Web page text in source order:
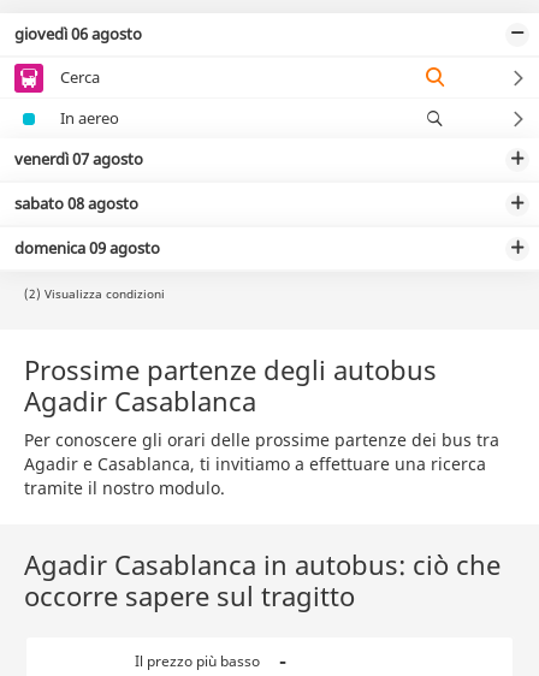
giovedì 06 agosto
Cerca
In aereo
venerdì 07 agosto
sabato 08 agosto
domenica 09 agosto
(2) Visualizza condizioni
Prossime partenze degli autobus
Agadir Casablanca
Per conoscere gli orari delle prossime partenze dei bus tra
Agadir e Casablanca, ti invitiamo a effettuare una ricerca
tramite il nostro modulo.
Agadir Casablanca in autobus: ciò che
occorre sapere sul tragitto
Il prezzo più basso -